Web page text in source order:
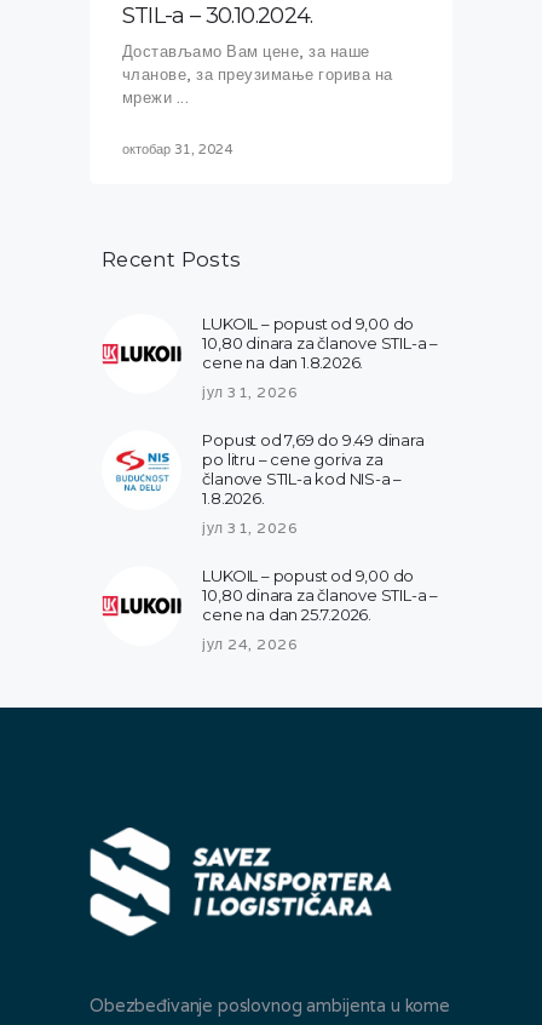
STIL-a – 30.10.2024.
Достављамо Вам цене, за наше
чланове, за преузимање горива на
мрежи ...
октобар 31, 2024
Recent Posts
LUKOIL – popust od 9,00 do
10,80 dinara za članove STIL-a –
cene na dan 1.8.2026.
јул 31, 2026
Popust od 7,69 do 9.49 dinara
po litru – cene goriva za
članove STIL-a kod NIS-a –
1.8.2026.
јул 31, 2026
LUKOIL – popust od 9,00 do
10,80 dinara za članove STIL-a –
cene na dan 25.7.2026.
јул 24, 2026
Obezbeđivanje poslovnog ambijenta u kome